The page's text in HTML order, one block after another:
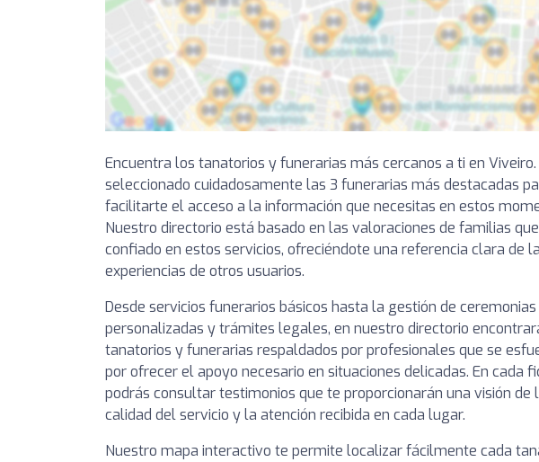
Encuentra los tanatorios y funerarias más cercanos a ti en Viveiro.
seleccionado cuidadosamente las 3 funerarias más destacadas
facilitarte el acceso a la información que necesitas en estos
Nuestro directorio está basado en las valoraciones de familias
confiado en estos servicios, ofreciéndote una referencia clara de
experiencias de otros usuarios.
Desde servicios funerarios básicos hasta la gestión de ceremonias
personalizadas y trámites legales, en nuestro directorio
tanatorios y funerarias respaldados por profesionales que se
por ofrecer el apoyo necesario en situaciones delicadas. En cada
podrás consultar testimonios que te proporcionarán una visión de
calidad del servicio y la atención recibida en cada lugar.
Nuestro mapa interactivo te permite localizar fácilmente cada